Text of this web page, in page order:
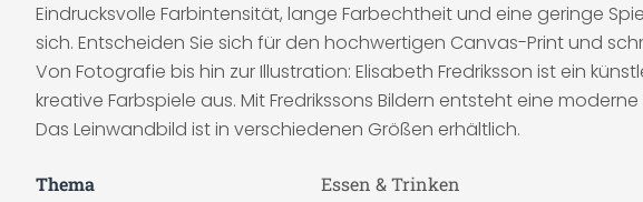
Eindrucksvolle Farbintensität, lange Farbechtheit und eine geringe
sich. Entscheiden Sie sich für den hochwertigen Canvas-Print und
Von Fotografie bis hin zur Illustration: Elisabeth Fredriksson ist ein
kreative Farbspiele aus. Mit Fredrikssons Bildern entsteht eine
Das Leinwandbild ist in verschiedenen Größen erhältlich.
Thema Essen & Trinken